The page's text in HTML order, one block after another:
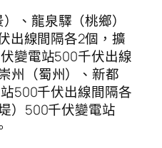
、龍泉驛（桃鄉）
出線間隔各2個，擴
變電站500千伏出線
州（蜀州）、新都
500千伏出線間隔各
）500千伏變電站